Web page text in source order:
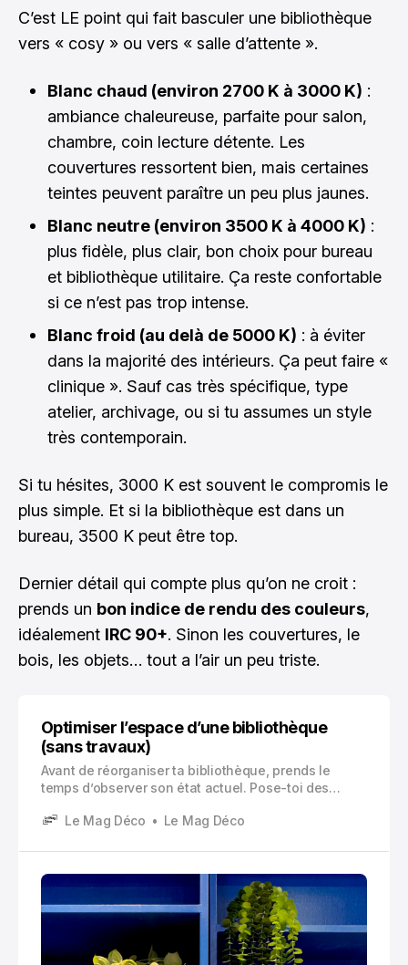
C’est LE point qui fait basculer une bibliothèque
vers « cosy » ou vers « salle d’attente ».
Blanc chaud (environ 2700 K à 3000 K) :
ambiance chaleureuse, parfaite pour salon,
chambre, coin lecture détente. Les
couvertures ressortent bien, mais certaines
teintes peuvent paraître un peu plus jaunes.
Blanc neutre (environ 3500 K à 4000 K) :
plus fidèle, plus clair, bon choix pour bureau
et bibliothèque utilitaire. Ça reste confortable
si ce n’est pas trop intense.
Blanc froid (au delà de 5000 K) : à éviter
dans la majorité des intérieurs. Ça peut faire «
clinique ». Sauf cas très spécifique, type
atelier, archivage, ou si tu assumes un style
très contemporain.
Si tu hésites, 3000 K est souvent le compromis le
plus simple. Et si la bibliothèque est dans un
bureau, 3500 K peut être top.
Dernier détail qui compte plus qu’on ne croit :
prends un bon indice de rendu des couleurs,
idéalement IRC 90+. Sinon les couvertures, le
bois, les objets… tout a l’air un peu triste.
Optimiser l’espace d’une bibliothèque
(sans travaux)
Avant de réorganiser ta bibliothèque, prends le
temps d’observer son état actuel. Pose-toi des
étagères ? As-tu différents formats de livres qui
ou pour retrouver rapidement ?
Le Mag Déco Le Mag Déco